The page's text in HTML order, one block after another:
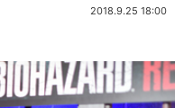
2018.9.25 18:00